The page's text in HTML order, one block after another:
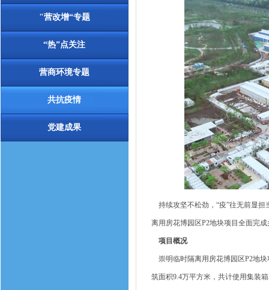
"营改增“专题
“热”点关注
营商环境专题
共抗疫情
党建成果
持续攻坚不松劲，“疫”往无前显担
离用房花博园区P2地块项目全面完
项目概况
崇明临时隔离用房花博园区P2地块
筑面积9.4万平方米，共计使用集装